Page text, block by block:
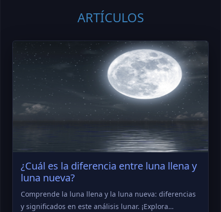
ARTÍCULOS
¿Cuál es la diferencia entre luna llena y
luna nueva?
Comprende la luna llena y la luna nueva: diferencias
y significados en este análisis lunar. ¡Explora…